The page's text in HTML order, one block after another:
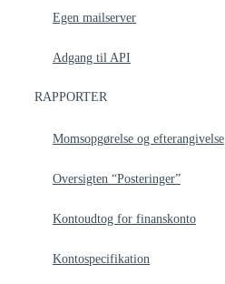
Egen mailserver
Adgang til API
RAPPORTER
Momsopgørelse og efterangivelse
Oversigten “Posteringer”
Kontoudtog for finanskonto
Kontospecifikation